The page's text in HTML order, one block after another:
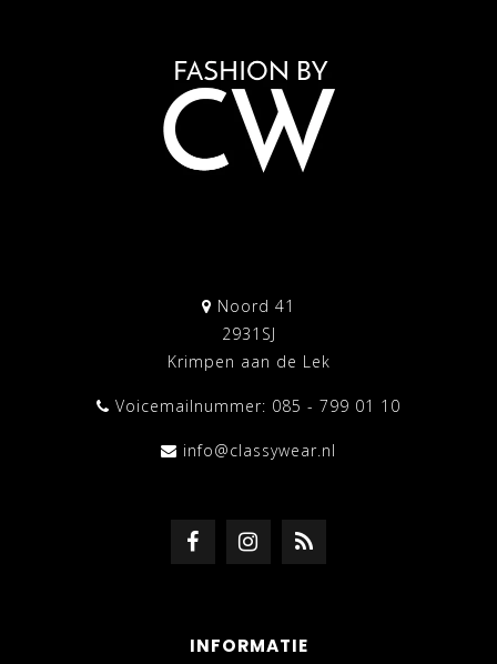
Noord 41
2931SJ
Krimpen aan de Lek
Voicemailnummer: 085 - 799 01 10
info@classywear.nl
INFORMATIE